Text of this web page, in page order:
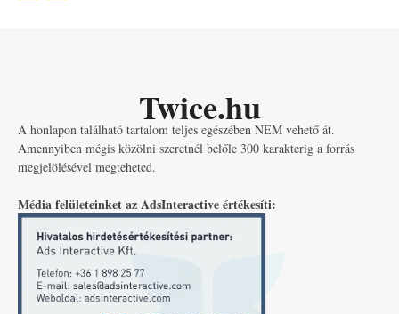
Twice.hu
A honlapon található tartalom teljes egészében NEM vehető át.
Amennyiben mégis közölni szeretnél belőle 300 karakterig a forrás
megjelölésével megteheted.
Média felületeinket az AdsInteractive értékesíti: